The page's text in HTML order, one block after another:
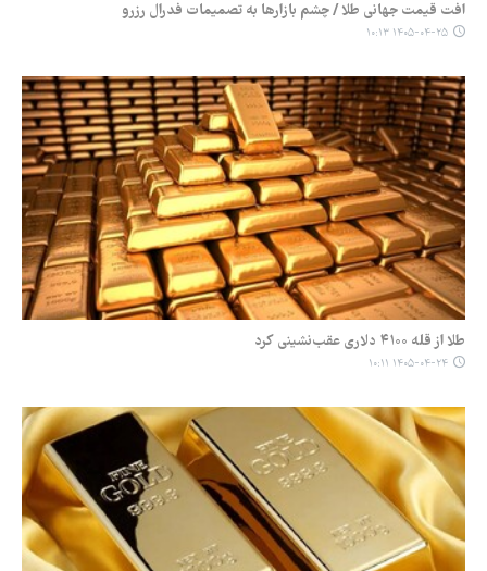
افت قیمت جهانی طلا / چشم بازارها به تصمیمات فدرال رزرو
۱۴۰۵-۰۴-۲۵ ۱۰:۱۳
طلا از قله ۴۱۰۰ دلاری عقب‌نشینی کرد
۱۴۰۵-۰۴-۲۴ ۱۰:۱۱